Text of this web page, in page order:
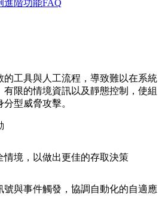
進階功能FAQ
的工具與人工流程，導致難以在系統
有限的情境資訊以及靜態控制，使組
型威脅攻擊。
情境，以做出更佳的存取決策
號與事件觸發，協調自動化的自適應